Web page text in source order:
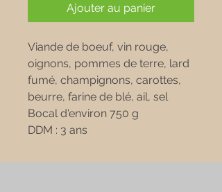
Ajouter au panier
Viande de boeuf, vin rouge,
oignons, pommes de terre, lard
fumé, champignons, carottes,
beurre, farine de blé, ail, sel
Bocal d'environ 750 g
DDM : 3 ans